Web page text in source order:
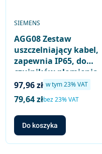
AGG08 Zestaw
uszczelniający kabel,
zapewnia IP65, do
czujników płomienia
QRA10..
PRODUCENT
SIEMENS
Cena brutto
97,96 zł w tym %s VAT
w tym23%VAT
Cena netto
79,64 złbez 23% VAT
Do koszyka